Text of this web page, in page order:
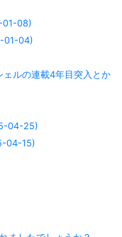
01-08)
01-04)
ェルの連載4年目突入とか
04-25)
04-15)